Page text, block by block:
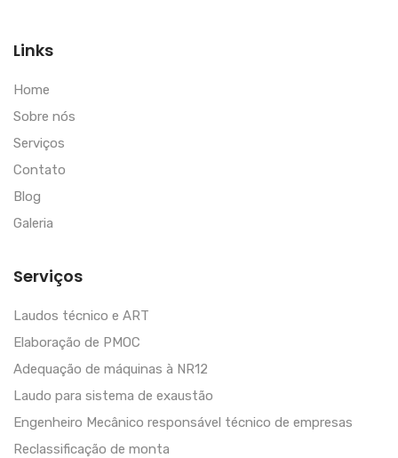
Links
Home
Sobre nós
Serviços
Contato
Blog
Galeria
Serviços
Laudos técnico e ART
Elaboração de PMOC
Adequação de máquinas à NR12
Laudo para sistema de exaustão
Engenheiro Mecânico responsável técnico de empresas
Reclassificação de monta